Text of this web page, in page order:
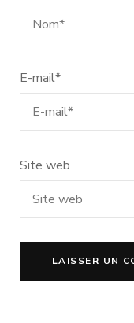
E-mail*
Site web